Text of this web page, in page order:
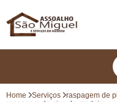
Home Serviços
raspagem de